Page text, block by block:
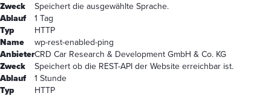
Zweck
Speichert die ausgewählte Sprache.
Ablauf
1 Tag
Typ
HTTP
Name
wp-rest-enabled-ping
AnbieterCRD Car Research & Development GmbH & Co. KG
Zweck
Speichert ob die REST-API der Website erreichbar ist.
Ablauf
1 Stunde
Typ
HTTP